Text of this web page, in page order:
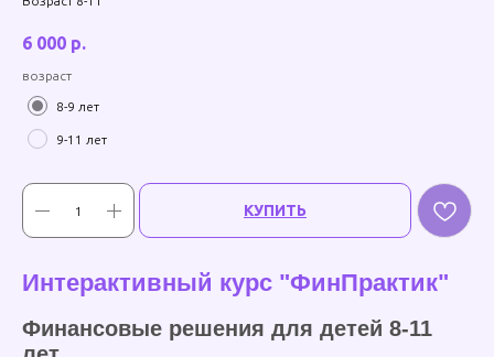
6 000 р.
возраст
8-9 лет
9-11 лет
КУПИТЬ
Интерактивный курс "ФинПрактик"
Финансовые решения для детей 8-11